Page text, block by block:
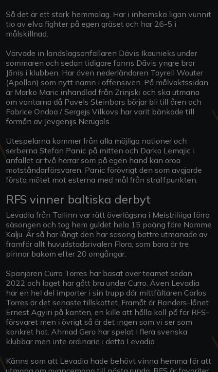
Så det är ett stark hemmalag. Har i inhemska ligan vunnit
tio av elva fighter på egen gräset och har 26-5 i
målskillnad.
Värvade in landslagsanfallaren Dāvis Ikaunieks under
sommaren och sedan tidigare fanns Dāvis yngre bror
Jānis i klubben. Har även nederländaren Tayrell Wouter
(Apollon) som nytt namn i offensiven. På målvaktssidan
är Marko Maric inhandlad från Zrinjski och ska utmana
om vantarna då Pavels Steinbors börjar bli till åren och
Fabrice Ondoa / Sergejs Vilkovs har varit bänkade till
förmån av Jevgenijs Nerugals.
Utespelarna kommer från alla möjliga nationer och
serberna Stefan Panic på mitten och Darko Lemajic i
anfallet är två herrar som på egen hand kan oroa
motståndarförsvaren. Panic förövrigt den som avgjorde
första mötet mot esterna med mål från straffpunkten.
RFS vinner baltiska derbyt
Levadia från Tallinn var rätt överlägsna i Meistriliiga förra
säsongen och tog hem guldet hela 15 poäng före Nomme
Kalju. Är så här långt den här säsong bättre utmanade av
framför allt huvudstadsrivalen Flora, som bara är tre
pinnar bakom efter 20 omgångar.
Spanjoren Curro Torres har basat över teamet sedan
2022 och laget har gått bra under Curro. Även Levadia
har en hel del importer i sin trupp där mittfältaren Carlos
Torres är det senaste tillskottet. Framåt är Randers-lånet
Ernest Agyiri på kanten, en kille att hålla koll på för RFS-
försvaret men i övrigt så är det ingen som vi ser som
konkret hot. Ahmad Gero har spelat i flera svenska
klubbar men inte ordinarie i detta Levadia.
Känns som att Levadia hade behövt vinna hemma för att